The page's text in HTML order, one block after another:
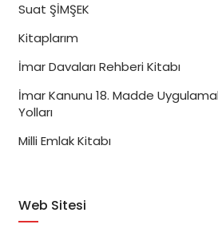
Suat ŞİMŞEK
Kitaplarım
İmar Davaları Rehberi Kitabı
İmar Kanunu 18. Madde
Yolları
Milli Emlak Kitabı
Web Sitesi